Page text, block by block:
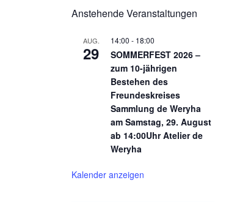
Anstehende Veranstaltungen
AUG.
29
14:00 - 18:00
SOMMERFEST 2026 –
zum 10-jährigen
Bestehen des
Freundeskreises
Sammlung de Weryha
am Samstag, 29. August
ab 14:00Uhr Atelier de
Weryha
Kalender anzeigen